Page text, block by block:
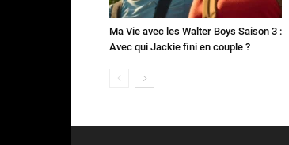
Ma Vie avec les Walter Boys Saison 3 :
Avec qui Jackie fini en couple ?